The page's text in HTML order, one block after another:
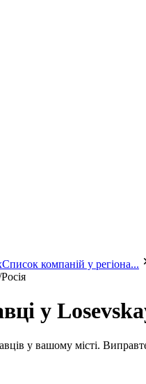
Список компаній у регіона...
у
у вашому місті.